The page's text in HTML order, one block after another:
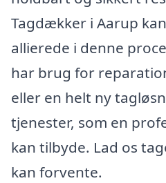
Tagdækker i Aarup
allierede i denne
har brug for
eller en helt ny
tjenester, som en
kan tilbyde. Lad os
kan forvente.